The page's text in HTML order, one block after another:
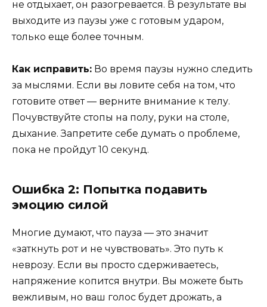
не отдыхает, он разогревается. В результате вы
выходите из паузы уже с готовым ударом,
только еще более точным.
Как исправить: Во время паузы нужно следить
за мыслями. Если вы ловите себя на том, что
готовите ответ — верните внимание к телу.
Почувствуйте стопы на полу, руки на столе,
дыхание. Запретите себе думать о проблеме,
пока не пройдут 10 секунд.
Ошибка 2: Попытка подавить
эмоцию силой
Многие думают, что пауза — это значит
«заткнуть рот и не чувствовать». Это путь к
неврозу. Если вы просто сдерживаетесь,
напряжение копится внутри. Вы можете быть
вежливым, но ваш голос будет дрожать, а